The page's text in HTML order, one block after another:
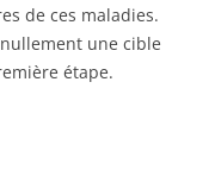
de ces maladies.
une cible
étape.